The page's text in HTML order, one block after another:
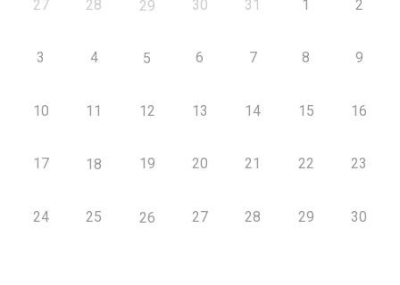
27 28 29 30 31 1 2
3 4 5 6 7 8 9
10 11 12 13 14 15 16
17 18 19 20 21 22 23
24 25 26 27 28 29 30